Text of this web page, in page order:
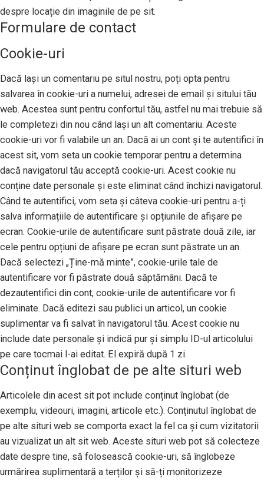
despre locație din imaginile de pe sit.
Formulare de contact
Cookie-uri
Dacă lași un comentariu pe situl nostru, poți opta pentru
salvarea în cookie-uri a numelui, adresei de email și sitului tău
web. Acestea sunt pentru confortul tău, astfel nu mai trebuie să
le completezi din nou când lași un alt comentariu. Aceste
cookie-uri vor fi valabile un an. Dacă ai un cont și te autentifici în
acest sit, vom seta un cookie temporar pentru a determina
dacă navigatorul tău acceptă cookie-uri. Acest cookie nu
conține date personale și este eliminat când închizi navigatorul.
Când te autentifici, vom seta și câteva cookie-uri pentru a-ți
salva informațiile de autentificare și opțiunile de afișare pe
ecran. Cookie-urile de autentificare sunt păstrate două zile, iar
cele pentru opțiuni de afișare pe ecran sunt păstrate un an.
Dacă selectezi „Ține-mă minte”, cookie-urile tale de
autentificare vor fi păstrate două săptămâni. Dacă te
dezautentifici din cont, cookie-urile de autentificare vor fi
eliminate. Dacă editezi sau publici un articol, un cookie
suplimentar va fi salvat în navigatorul tău. Acest cookie nu
include date personale și indică pur și simplu ID-ul articolului
pe care tocmai l-ai editat. El expiră după 1 zi.
Conținut înglobat de pe alte situri web
Articolele din acest sit pot include conținut înglobat (de
exemplu, videouri, imagini, articole etc.). Conținutul înglobat de
pe alte situri web se comporta exact la fel ca și cum vizitatorii
au vizualizat un alt sit web. Aceste situri web pot să colecteze
date despre tine, să folosească cookie-uri, să înglobeze
urmărirea suplimentară a terților și să-ți monitorizeze